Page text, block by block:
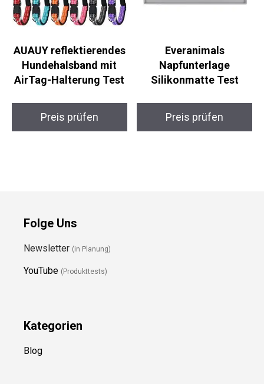
AUAUY reflektierendes
Hundehalsband mit
AirTag-Halterung Test
Preis prüfen
Everanimals
Napfunterlage
Silikonmatte Test
Preis prüfen
Folge Uns
Newsletter (in Planung)
YouTube (Produkttests)
Kategorien
Blog